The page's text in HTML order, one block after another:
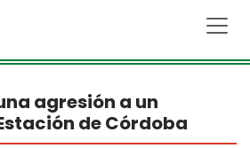
agresión a un
de Córdoba